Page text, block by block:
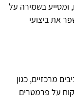
ומסייע בשמירה על
את ביצועי
מרכזיים, כגון
על פרמטרים